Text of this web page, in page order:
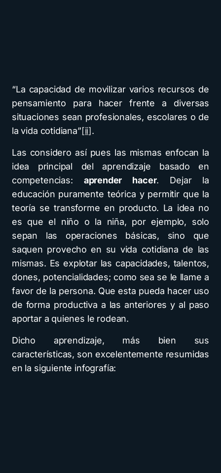
“La capacidad de movilizar varios recursos de
pensamiento para hacer frente a diversas
situaciones sean profesionales, escolares o de
la vida cotidiana”[ii] .
Las considero así pues las mismas enfocan la
idea principal del aprendizaje basado en
competencias: aprender hacer. Dejar la
educación puramente teórica y permitir que la
teoría se transforme en producto. La idea no
es que el niño o la niña, por ejemplo, solo
sepan las operaciones básicas, sino que
saquen provecho en su vida cotidiana de las
mismas. Es explotar las capacidades, talentos,
dones, potencialidades; como sea se le llame a
favor de la persona. Que esta pueda hacer uso
de forma productiva a las anteriores y al paso
aportar a quienes le rodean.
Dicho aprendizaje, más bien sus
características, son excelentemente resumidas
en la siguiente infografía: